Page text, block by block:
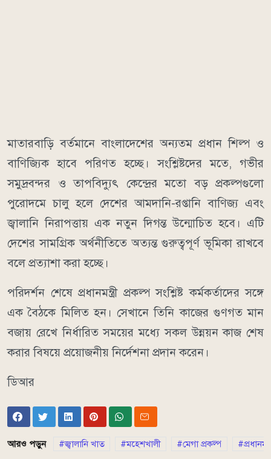
মাতারবাড়ি বর্তমানে বাংলাদেশের অন্যতম প্রধান শিল্প ও
বাণিজ্যিক হাবে পরিণত হচ্ছে। সংশ্লিষ্টদের মতে, গভীর
সমুদ্রবন্দর ও তাপবিদ্যুৎ কেন্দ্রের মতো বড় প্রকল্পগুলো
পুরোদমে চালু হলে দেশের আমদানি-রপ্তানি বাণিজ্য এবং
জ্বালানি নিরাপত্তায় এক নতুন দিগন্ত উন্মোচিত হবে। এটি
দেশের সামগ্রিক অর্থনীতিতে অত্যন্ত গুরুত্বপূর্ণ ভূমিকা রাখবে
বলে প্রত্যাশা করা হচ্ছে।
পরিদর্শন শেষে প্রধানমন্ত্রী প্রকল্প সংশ্লিষ্ট কর্মকর্তাদের সঙ্গে
এক বৈঠকে মিলিত হন। সেখানে তিনি কাজের গুণগত মান
বজায় রেখে নির্ধারিত সময়ের মধ্যে সকল উন্নয়ন কাজ শেষ
করার বিষয়ে প্রয়োজনীয় নির্দেশনা প্রদান করেন।
ডিআর
আরও পড়ুন জ্বালানি খাত মহেশখালী মেগা প্রকল্প